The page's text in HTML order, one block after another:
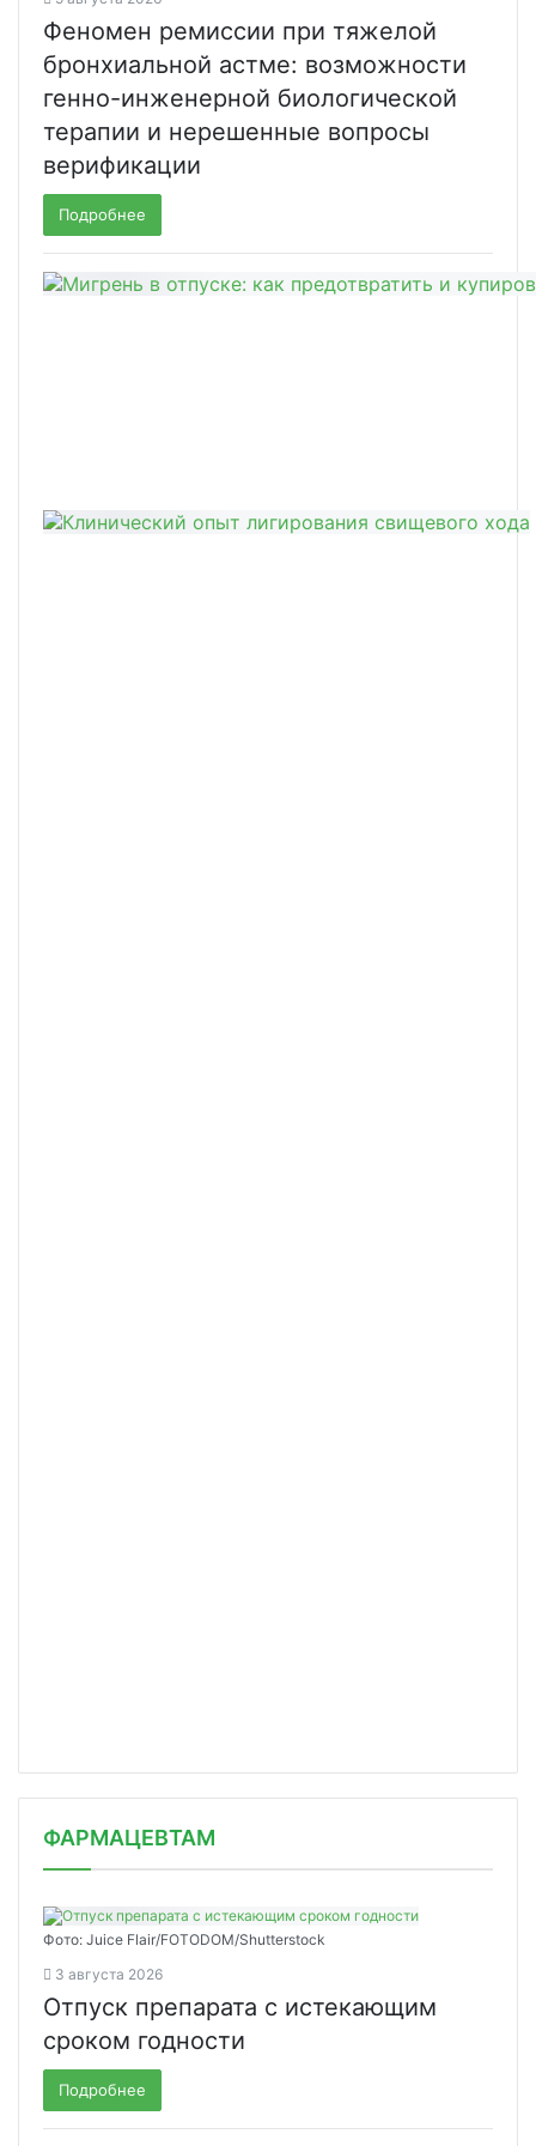
Феномен ремиссии при тяжелой
бронхиальной астме: возможности
генно-инженерной биологической
терапии и нерешенные вопросы
верификации
Подробнее
ФАРМАЦЕВТАМ
Фото: Juice Flair/FOTODOM/Shutterstoсk
3 августа 2026
Отпуск препарата с истекающим
сроком годности
Подробнее